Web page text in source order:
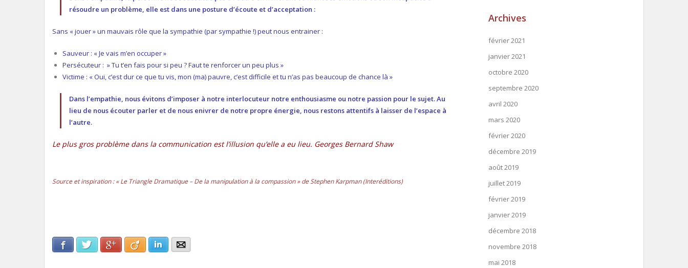
résoudre un problème, elle est dans une posture d’écoute et d’acceptation :
Sans « jouer » un mauvais rôle que la sympathie (par sympathie !) peut nous entrainer :
Sauveur : « Je vais m’en occuper »
Persécuteur : » Tu t’en fais pour si peu ? Faut te renforcer un peu plus »
Victime : « Oui, c’est dur ce que tu vis, mon (ma) pauvre, c’est difficile et tu n’as pas beaucoup de chance là »
Dans l’empathie, nous évitons d’imposer à notre interlocuteur notre enthousiasme ou notre passion pour le sujet. Au
lieu de nous écouter parler et de nous enivrer de notre propre énergie, nous restons attentifs à laisser de l’espace à
l’autre.
Le plus gros problème dans la communication est l’illusion qu’elle a eu lieu. Georges Bernard Shaw
Source et inspiration : « Le Triangle Dramatique – De la manipulation à la compassion » de Stephen Karpman (Interéditions)
FacebookTwitterGoogle+ Viadeo LinkedInE-mail
Archives
février 2021
janvier 2021
octobre 2020
septembre 2020
avril 2020
mars 2020
février 2020
décembre 2019
août 2019
juillet 2019
février 2019
janvier 2019
décembre 2018
novembre 2018
mai 2018